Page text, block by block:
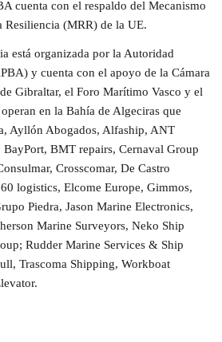
cuenta con el respaldo del Mecanismo
Resiliencia (MRR) de la UE.
está organizada por la Autoridad
y cuenta con el apoyo de la Cámara
Gibraltar, el Foro Marítimo Vasco y el
en la Bahía de Algeciras que
Ayllón Abogados, Alfaship, ANT
BMT repairs, Cernaval Group
Crosscomar, De Castro
logistics, Elcome Europe, Gimmos,
Piedra, Jason Marine Electronics,
Marine Surveyors, Neko Ship
Rudder Marine Services & Ship
Trascoma Shipping, Workboat